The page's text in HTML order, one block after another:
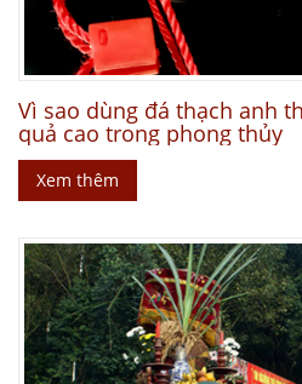
Vì sao dùng đá thạch anh
quả cao trong phong thủy
Xem thêm